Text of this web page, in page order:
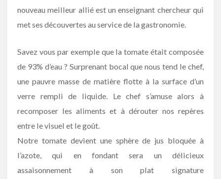
nouveau meilleur allié est un enseignant chercheur qui
met ses découvertes au service de la gastronomie.
Savez vous par exemple que la tomate était composée
de 93% d’eau ? Surprenant bocal que nous tend le chef,
une pauvre masse de matière flotte à la surface d’un
verre rempli de liquide. Le chef s’amuse alors à
recomposer les aliments et à dérouter nos repères
entre le visuel et le goût.
Notre tomate devient une sphère de jus bloquée à
l’azote, qui en fondant sera un délicieux
assaisonnement à son plat signature